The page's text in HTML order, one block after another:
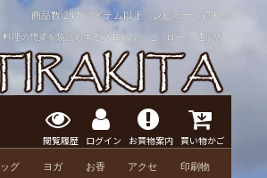
商品数:28万アイテム以上 レビュー:83791件
の惣菜を袋詰めする 大口じょうご・ロート 通販店
閲覧履歴 ログイン お買物案内 買い物かご
グ ヨガ お香 アクセ 印刷物